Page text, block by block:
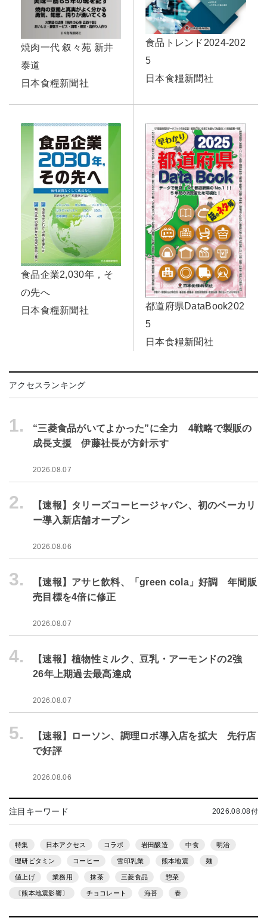
焼肉一代 叙々苑 新井
泰道
日本食糧新聞社
食品トレンド2024-202
5
日本食糧新聞社
食品企業2,030年，そ
の先へ
日本食糧新聞社
都道府県DataBook202
5
日本食糧新聞社
アクセスランキング
1.
“三菱食品がいてよかった”に全力 4戦略で製販の
成長支援 伊藤社長が方針示す
2026.08.07
2.
【速報】タリーズコーヒージャパン、初のベーカリ
ー導入新店舗オープン
2026.08.06
3.
【速報】アサヒ飲料、「green cola」好調 年間販
売目標を4倍に修正
2026.08.07
4.
【速報】植物性ミルク、豆乳・アーモンドの2強
26年上期過去最高達成
2026.08.07
5.
【速報】ローソン、調理ロボ導入店を拡大 先行店
で好評
2026.08.06
注目キーワード 2026.08.08付
特集 日本アクセス コラボ 岩田醸造 中食 明治
理研ビタミン コーヒー 雪印乳業 熊本地震 麺
値上げ 業務用 抹茶 三菱食品 惣菜
〔熊本地震影響〕 チョコレート 海苔 春